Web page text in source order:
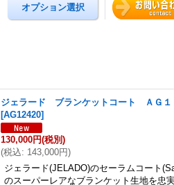
ジェラード ブランケットコート ＡＧ
[AG12420]
130,000円(税別)
(税込: 143,000円)
ジェラード(JELADO)のセーラムコート
のスーパーレアなブランケット生地を忠